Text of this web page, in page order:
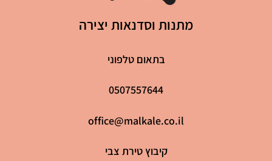
מתנות וסדנאות יצירה
בתאום טלפוני
0507557644
office@malkale.co.il
קיבוץ טירת צבי